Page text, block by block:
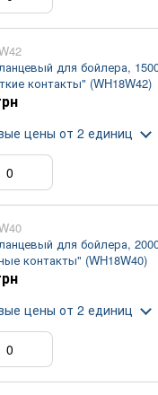
для бойлера,
контакты" (WH18W42)
цены от 2 единиц
для бойлера,
контакты" (WH18W40)
цены от 2 единиц